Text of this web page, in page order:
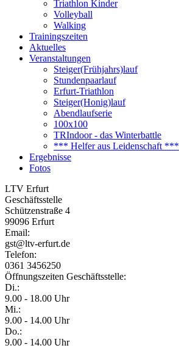
Triathlon Kinder
Volleyball
Walking
Trainingszeiten
Aktuelles
Veranstaltungen
Steiger(Frühjahrs)lauf
Stundenpaarlauf
Erfurt-Triathlon
Steiger(Honig)lauf
Abendlaufserie
100x100
TRIndoor - das Winterbattle
*** Helfer aus Leidenschaft ***
Ergebnisse
Fotos
LTV Erfurt
Geschäftsstelle
Schützenstraße 4
99096 Erfurt
Email:
gst@ltv-erfurt.de
Telefon:
0361 3456250
Öffnungszeiten Geschäftsstelle:
Di.:
9.00 - 18.00 Uhr
Mi.:
9.00 - 14.00 Uhr
Do.:
9.00 - 14.00 Uhr